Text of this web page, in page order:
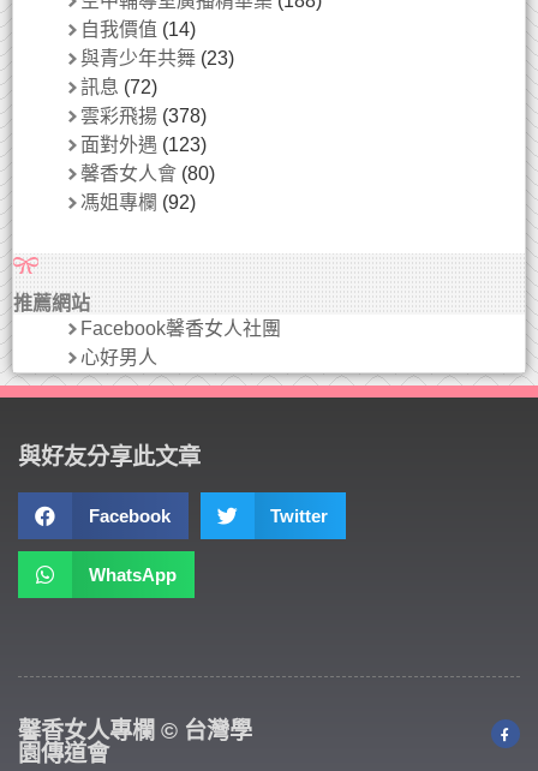
自我價值 (14)
與青少年共舞 (23)
訊息 (72)
雲彩飛揚 (378)
面對外遇 (123)
馨香女人會 (80)
馮姐專欄 (92)
推薦網站
Facebook馨香女人社團
心好男人
與好友分享此文章
Facebook Twitter
WhatsApp
馨香女人專欄 © 台灣學
園傳道會